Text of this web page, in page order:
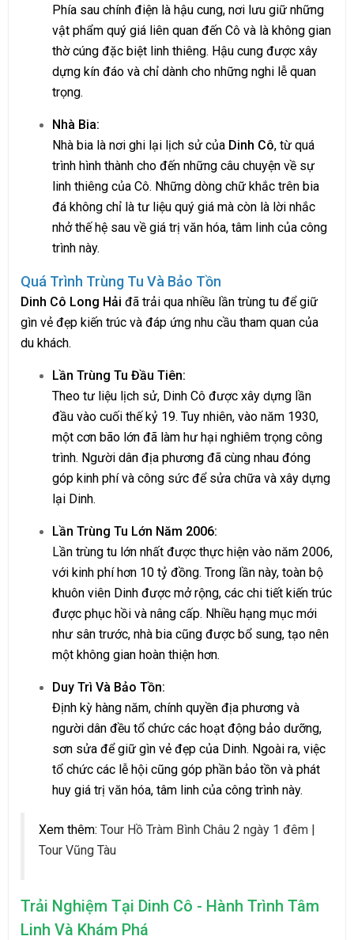
Phía sau chính điện là hậu cung, nơi lưu giữ những
vật phẩm quý giá liên quan đến Cô và là không gian
thờ cúng đặc biệt linh thiêng. Hậu cung được xây
dựng kín đáo và chỉ dành cho những nghi lễ quan
trọng.
Nhà Bia:
Nhà bia là nơi ghi lại lịch sử của Dinh Cô, từ quá
trình hình thành cho đến những câu chuyện về sự
linh thiêng của Cô. Những dòng chữ khắc trên bia
đá không chỉ là tư liệu quý giá mà còn là lời nhắc
nhở thế hệ sau về giá trị văn hóa, tâm linh của công
trình này.
Quá Trình Trùng Tu Và Bảo Tồn
Dinh Cô Long Hải đã trải qua nhiều lần trùng tu để giữ
gìn vẻ đẹp kiến trúc và đáp ứng nhu cầu tham quan của
du khách.
Lần Trùng Tu Đầu Tiên:
Theo tư liệu lịch sử, Dinh Cô được xây dựng lần
đầu vào cuối thế kỷ 19. Tuy nhiên, vào năm 1930,
một cơn bão lớn đã làm hư hại nghiêm trọng công
trình. Người dân địa phương đã cùng nhau đóng
góp kinh phí và công sức để sửa chữa và xây dựng
lại Dinh.
Lần Trùng Tu Lớn Năm 2006:
Lần trùng tu lớn nhất được thực hiện vào năm 2006,
với kinh phí hơn 10 tỷ đồng. Trong lần này, toàn bộ
khuôn viên Dinh được mở rộng, các chi tiết kiến trúc
được phục hồi và nâng cấp. Nhiều hạng mục mới
như sân trước, nhà bia cũng được bổ sung, tạo nên
một không gian hoàn thiện hơn.
Duy Trì Và Bảo Tồn:
Định kỳ hàng năm, chính quyền địa phương và
người dân đều tổ chức các hoạt động bảo dưỡng,
sơn sửa để giữ gìn vẻ đẹp của Dinh. Ngoài ra, việc
tổ chức các lễ hội cũng góp phần bảo tồn và phát
huy giá trị văn hóa, tâm linh của công trình này.
Xem thêm: Tour Hồ Tràm Bình Châu 2 ngày 1 đêm |
Tour Vũng Tàu
Trải Nghiệm Tại Dinh Cô - Hành Trình Tâm
Linh Và Khám Phá